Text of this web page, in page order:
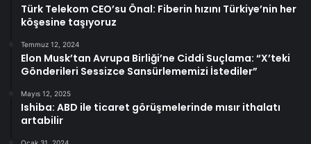
Türk Telekom CEO’su Önal: Fiberin hızını Türkiye’nin her
köşesine taşıyoruz
Temmuz 12, 2024
Elon Musk’tan Avrupa Birliği’ne Ciddi Suçlama: “X’teki
Gönderileri Sessizce Sansürlememizi İstediler”
Mayıs 12, 2025
Ishiba: ABD ile ticaret görüşmelerinde mısır ithalatı
artabilir
Ocak 31, 2024